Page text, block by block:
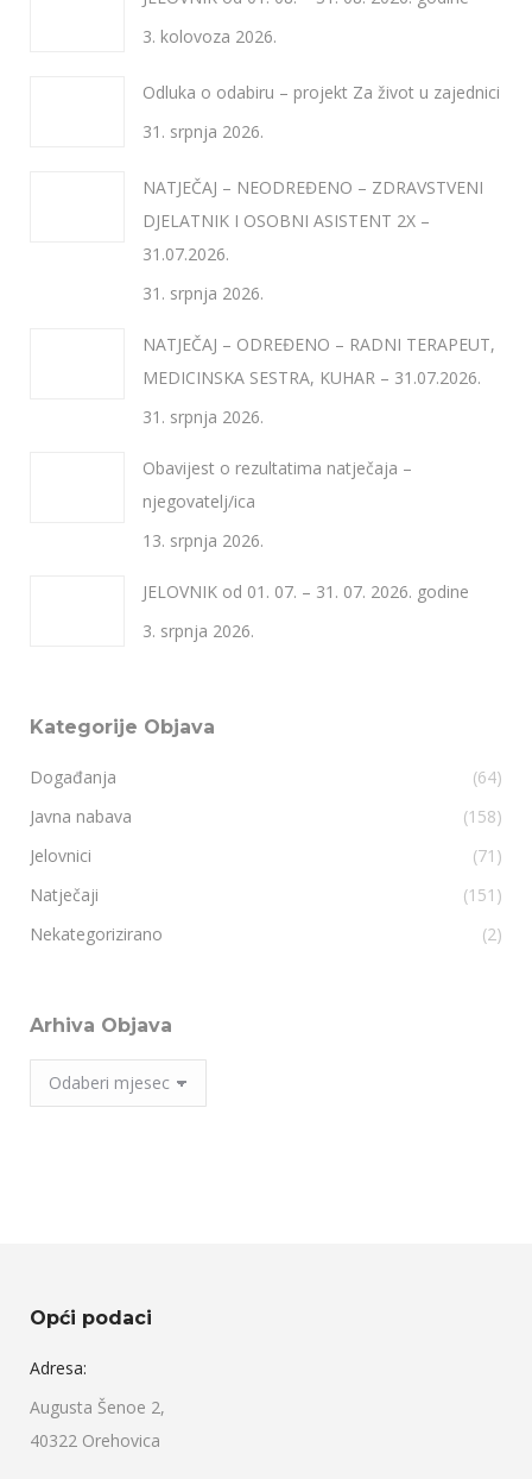
3. kolovoza 2026.
Odluka o odabiru – projekt Za život u zajednici
31. srpnja 2026.
NATJEČAJ – NEODREĐENO – ZDRAVSTVENI
DJELATNIK I OSOBNI ASISTENT 2X –
31.07.2026.
31. srpnja 2026.
NATJEČAJ – ODREĐENO – RADNI TERAPEUT,
MEDICINSKA SESTRA, KUHAR – 31.07.2026.
31. srpnja 2026.
Obavijest o rezultatima natječaja –
njegovatelj/ica
13. srpnja 2026.
JELOVNIK od 01. 07. – 31. 07. 2026. godine
3. srpnja 2026.
Kategorije Objava
Događanja
(64)
Javna nabava
(158)
Jelovnici
(71)
Natječaji
(151)
Nekategorizirano
(2)
Arhiva Objava
Arhiva
Objava
Opći podaci
Adresa:
Augusta Šenoe 2,
40322 Orehovica